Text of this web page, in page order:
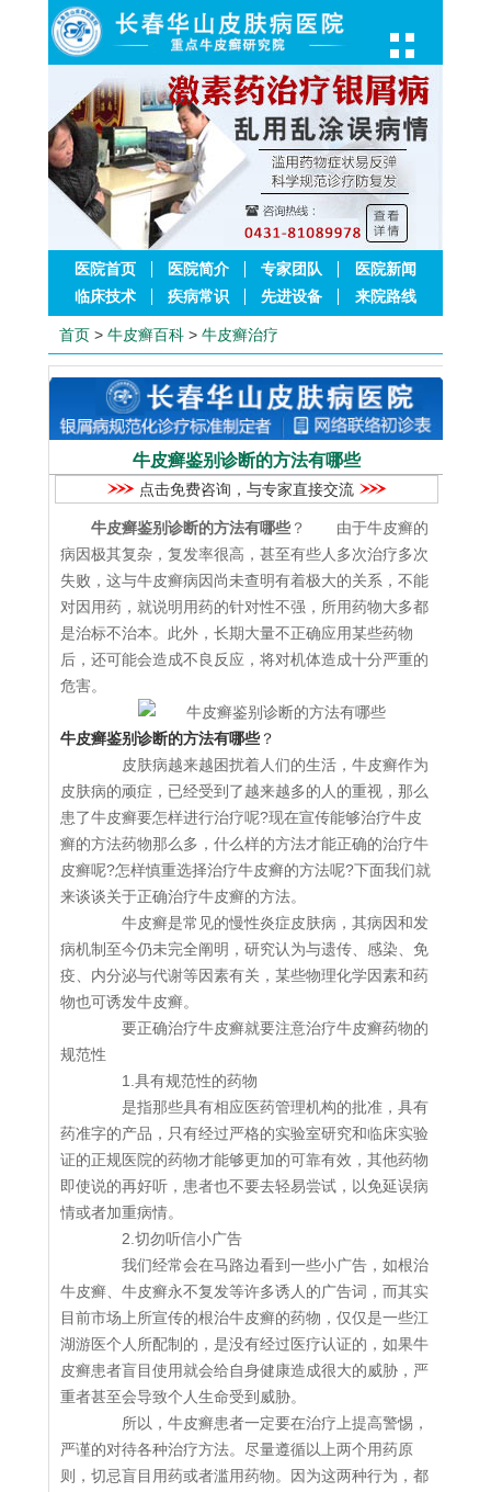
医院首页 医院简介 专家团队
医院新闻
临床技术
疾病常识 先进设备 来院路线
首页 > 牛皮癣百科 > 牛皮癣治疗
牛皮癣鉴别诊断的方法有哪些
点击免费咨询，与专家直接交流
牛皮癣鉴别诊断的方法有哪些 ？ 由于牛皮癣的
病因极其复杂，复发率很高，甚至有些人多次治疗多次
失败，这与牛皮癣病因尚未查明有着极大的关系，不能
对因用药，就说明用药的针对性不强，所用药物大多都
是治标不治本。此外，长期大量不正确应用某些药物
后，还可能会造成不良反应，将对机体造成十分严重的
危害。
牛皮癣鉴别诊断的方法有哪些？
皮肤病越来越困扰着人们的生活，牛皮癣作为
皮肤病的顽症，已经受到了越来越多的人的重视，那么
患了牛皮癣要怎样进行治疗呢?现在宣传能够治疗牛皮
癣的方法药物那么多，什么样的方法才能正确的治疗牛
皮癣呢?怎样慎重选择治疗牛皮癣的方法呢?下面我们就
来谈谈关于正确治疗牛皮癣的方法。
牛皮癣是常见的慢性炎症皮肤病，其病因和发
病机制至今仍未完全阐明，研究认为与遗传、感染、免
疫、内分泌与代谢等因素有关，某些物理化学因素和药
物也可诱发牛皮癣。
要正确治疗牛皮癣就要注意治疗牛皮癣药物的
规范性
1.具有规范性的药物
是指那些具有相应医药管理机构的批准，具有
药准字的产品，只有经过严格的实验室研究和临床实验
证的正规医院的药物才能够更加的可靠有效，其他药物
即使说的再好听，患者也不要去轻易尝试，以免延误病
情或者加重病情。
2.切勿听信小广告
我们经常会在马路边看到一些小广告，如根治
牛皮癣、牛皮癣永不复发等许多诱人的广告词，而其实
目前市场上所宣传的根治牛皮癣的药物，仅仅是一些江
湖游医个人所配制的，是没有经过医疗认证的，如果牛
皮癣患者盲目使用就会给自身健康造成很大的威胁，严
重者甚至会导致个人生命受到威胁。
所以，牛皮癣患者一定要在治疗上提高警惕，
严谨的对待各种治疗方法。尽量遵循以上两个用药原
则，切忌盲目用药或者滥用药物。因为这两种行为，都